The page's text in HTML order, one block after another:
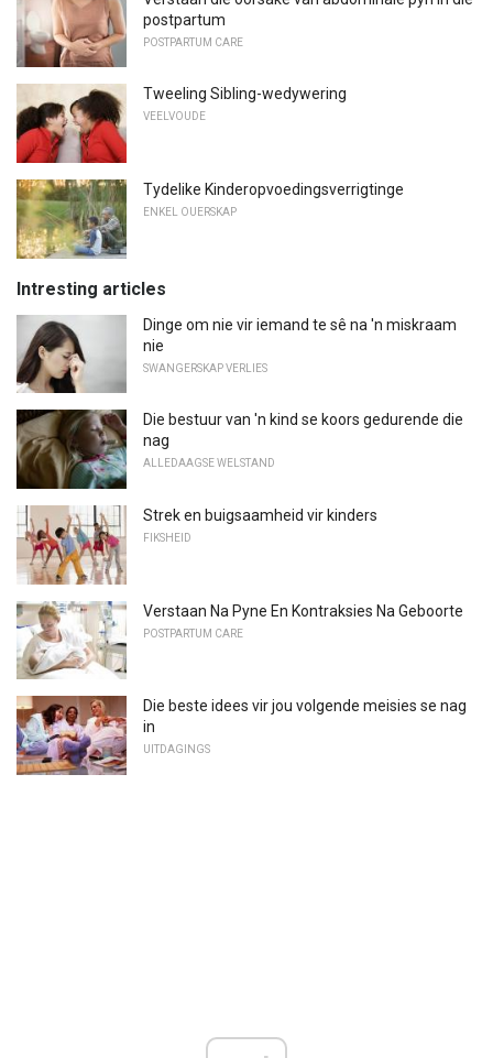
postpartum
POSTPARTUM CARE
Tweeling Sibling-wedywering
VEELVOUDE
Tydelike Kinderopvoedingsverrigtinge
ENKEL OUERSKAP
Intresting articles
Dinge om nie vir iemand te sê na 'n miskraam
nie
SWANGERSKAP VERLIES
Die bestuur van 'n kind se koors gedurende die
nag
ALLEDAAGSE WELSTAND
Strek en buigsaamheid vir kinders
FIKSHEID
Verstaan ​​Na Pyne En Kontraksies Na Geboorte
POSTPARTUM CARE
Die beste idees vir jou volgende meisies se nag
in
UITDAGINGS